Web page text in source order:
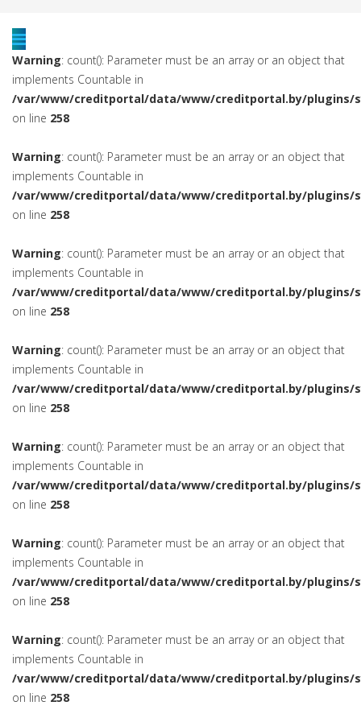
Warning: count(): Parameter must be an array or an object that
implements Countable in
/var/www/creditportal/data/www/creditportal.by/plugins/
on line 258
Warning: count(): Parameter must be an array or an object that
implements Countable in
/var/www/creditportal/data/www/creditportal.by/plugins/
on line 258
Warning: count(): Parameter must be an array or an object that
implements Countable in
/var/www/creditportal/data/www/creditportal.by/plugins/
on line 258
Warning: count(): Parameter must be an array or an object that
implements Countable in
/var/www/creditportal/data/www/creditportal.by/plugins/
on line 258
Warning: count(): Parameter must be an array or an object that
implements Countable in
/var/www/creditportal/data/www/creditportal.by/plugins/
on line 258
Warning: count(): Parameter must be an array or an object that
implements Countable in
/var/www/creditportal/data/www/creditportal.by/plugins/
on line 258
Warning: count(): Parameter must be an array or an object that
implements Countable in
/var/www/creditportal/data/www/creditportal.by/plugins/
on line 258